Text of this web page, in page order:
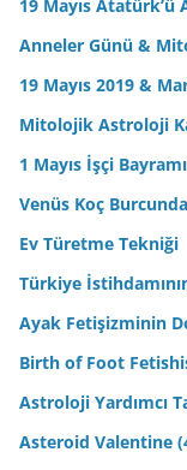
19 Mayıs Atatürk’ü
Anneler Günü &
19 Mayıs 2019 &
Mitolojik Astroloji
1 Mayıs İşçi
Venüs Koç Burcunda
Ev Türetme Tekniği
Türkiye
Ayak Fetişizminin
Birth of Foot
Astroloji Yardımcı
Asteroid Valentine